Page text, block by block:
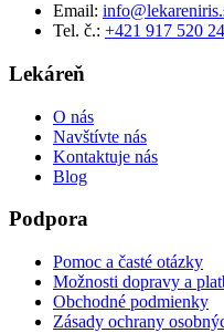
Email:
Tel. č.: +421 917 520
Lekáreň
O nás
Navštívte nás
Kontaktuje nás
Blog
Podpora
Pomoc a časté otázky
Možnosti dopravy a
Obchodné podmienky
Zásady ochrany